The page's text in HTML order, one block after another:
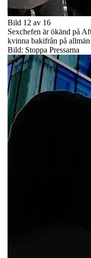
Bild 12 av 16
Sexchefen är ökänd på
kvinna bakifrån på allmän
Bild: Stoppa Pressarna